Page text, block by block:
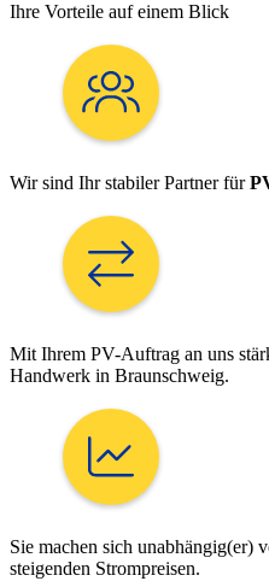
Ihre Vorteile auf einem Blick
Wir sind Ihr stabiler Partner für
Mit Ihrem PV-Auftrag an uns
Handwerk in Braunschweig.
Sie machen sich unabhängig(er)
steigenden Strompreisen.